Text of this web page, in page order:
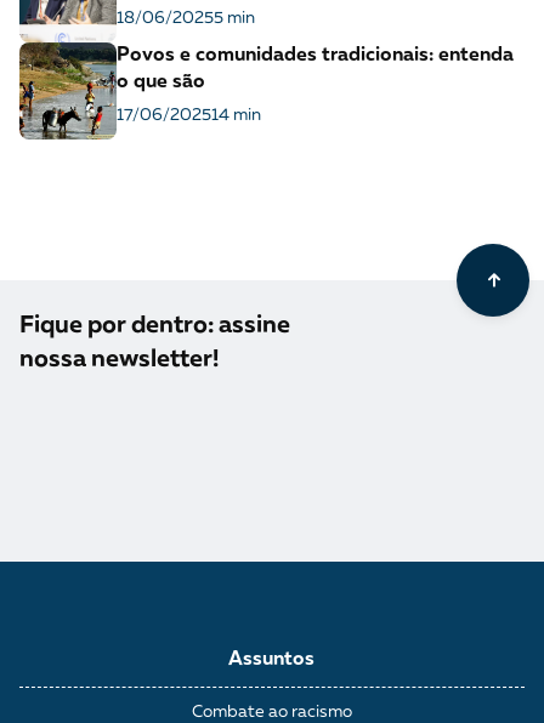
18/06/20255 min
Povos e comunidades tradicionais: entenda
o que são
17/06/202514 min
Fique por dentro: assine
nossa newsletter!
Assuntos
Combate ao racismo